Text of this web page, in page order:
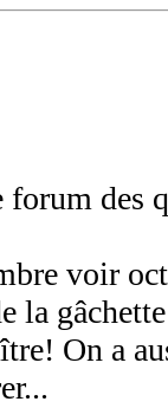
forum des
voir
la
On a